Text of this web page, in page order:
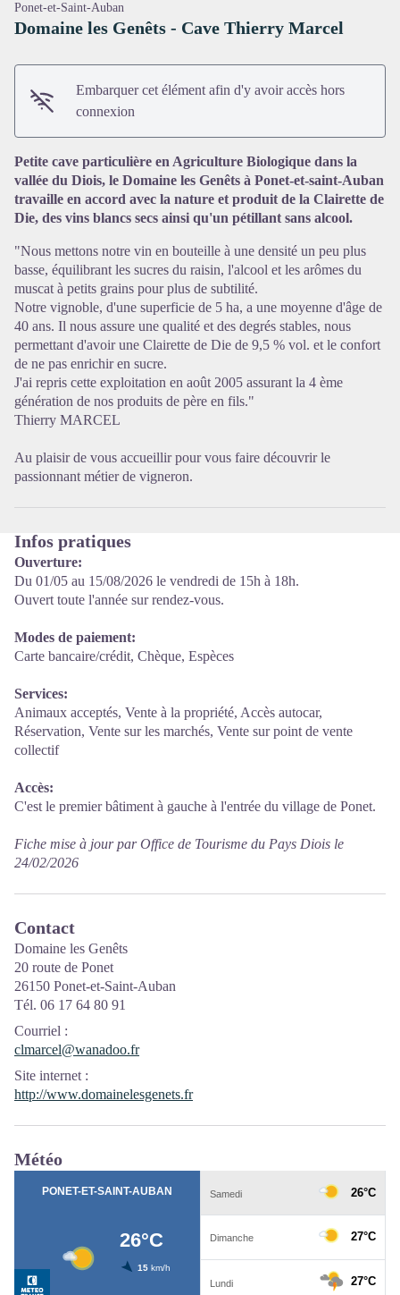
Voir l'image en plein écran
Ponet-et-Saint-Auban
Domaine les Genêts - Cave Thierry Marcel
Embarquer cet élément afin d'y avoir accès hors
connexion
Petite cave particulière en Agriculture Biologique dans la
vallée du Diois, le Domaine les Genêts à Ponet-et-saint-Auban
travaille en accord avec la nature et produit de la Clairette de
Die, des vins blancs secs ainsi qu'un pétillant sans alcool.
"Nous mettons notre vin en bouteille à une densité un peu plus
basse, équilibrant les sucres du raisin, l'alcool et les arômes du
muscat à petits grains pour plus de subtilité.
Notre vignoble, d'une superficie de 5 ha, a une moyenne d'âge de
40 ans. Il nous assure une qualité et des degrés stables, nous
permettant d'avoir une Clairette de Die de 9,5 % vol. et le confort
de ne pas enrichir en sucre.
J'ai repris cette exploitation en août 2005 assurant la 4 ème
génération de nos produits de père en fils."
Thierry MARCEL
Au plaisir de vous accueillir pour vous faire découvrir le
passionnant métier de vigneron.
Infos pratiques
Ouverture:
Du 01/05 au 15/08/2026 le vendredi de 15h à 18h.
Ouvert toute l'année sur rendez-vous.
Modes de paiement:
Carte bancaire/crédit, Chèque, Espèces
Services:
Animaux acceptés, Vente à la propriété, Accès autocar,
Réservation, Vente sur les marchés, Vente sur point de vente
collectif
Accès:
C'est le premier bâtiment à gauche à l'entrée du village de Ponet.
Fiche mise à jour par Office de Tourisme du Pays Diois le
24/02/2026
Contact
Domaine les Genêts
20 route de Ponet
26150 Ponet-et-Saint-Auban
Tél. 06 17 64 80 91
Courriel :
clmarcel@wanadoo.fr
Site internet :
http://www.domainelesgenets.fr
Météo